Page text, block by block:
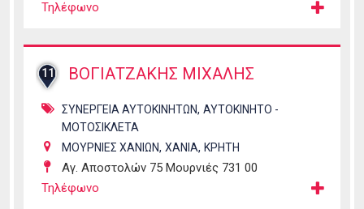
Τηλέφωνο
11 ΒΟΓΙΑΤΖΑΚΗΣ ΜΙΧΑΛΗΣ
ΣΥΝΕΡΓΕΙΑ ΑΥΤΟΚΙΝΗΤΩΝ, ΑΥΤΟΚΙΝΗΤΟ -
ΜΟΤΟΣΙΚΛΕΤΑ
ΜΟΥΡΝΙΕΣ ΧΑΝΙΩΝ, ΧΑΝΙΑ, ΚΡΗΤΗ
Αγ. Αποστολών 75 Μουρνιές 731 00
Τηλέφωνο